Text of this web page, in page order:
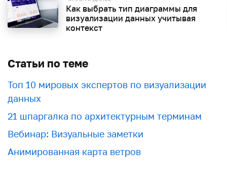
Как выбрать тип диаграммы для
визуализации данных учитывая
контекст
Статьи по теме
Топ 10 мировых экспертов по визуализации
данных
21 шпаргалка по архитектурным терминам
Вебинар: Визуальные заметки
Анимированная карта ветров